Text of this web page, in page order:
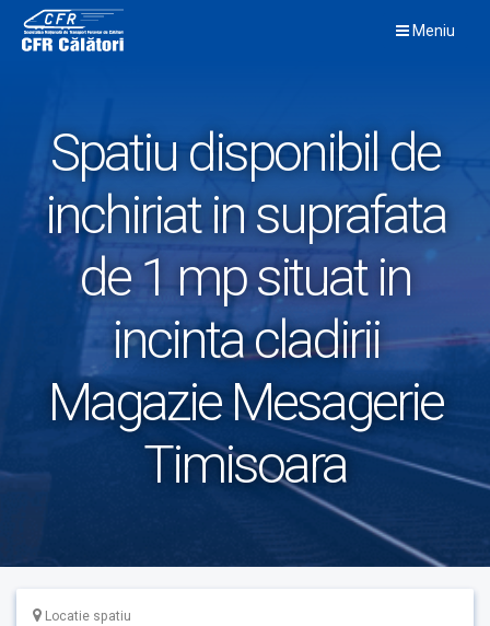
content
Meniu
Spatiu disponibil de
inchiriat in suprafata
de 1 mp situat in
incinta cladirii
Magazie Mesagerie
Timisoara
Locatie spatiu